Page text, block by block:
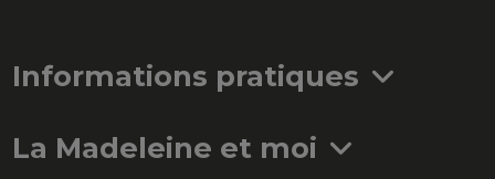
Informations pratiques
La Madeleine et moi